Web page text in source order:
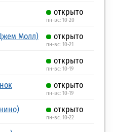
открыто
пн-вс: 10-20
Молл) открыто
пн-вс: 10-21
открыто
пн-вс: 10-19
открыто
пн-вс: 10-19
открыто
пн-вс: 10-22